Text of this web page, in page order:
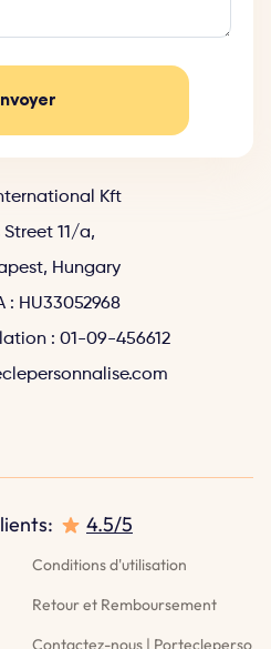
Kft
Street 11/a,
Hungary
: HU33052968
: 01-09-456612
Conditions d'utilisation
Retour et Remboursement
Contactez-nous | Portecleperso
4.5/5
cookies et ceux de tiers
en analysant vos
donner votre
appuyez sur le bouton